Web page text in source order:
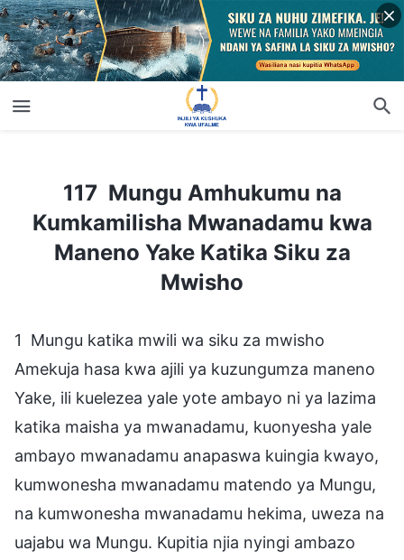
117 Mungu Amhukumu na
Kumkamilisha Mwanadamu kwa
Maneno Yake Katika Siku za
Mwisho
1 Mungu katika mwili wa siku za mwisho
Amekuja hasa kwa ajili ya kuzungumza maneno
Yake, ili kuelezea yale yote ambayo ni ya lazima
katika maisha ya mwanadamu, kuonyesha yale
ambayo mwanadamu anapaswa kuingia kwayo,
kumwonesha mwanadamu matendo ya Mungu,
na kumwonesha mwanadamu hekima, uweza na
uajabu wa Mungu. Kupitia njia nyingi ambazo